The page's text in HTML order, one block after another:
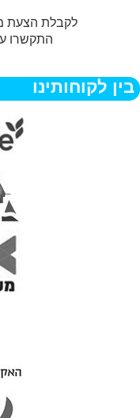
לקבלת הצעת
התקשרו
בין לקוחותינו